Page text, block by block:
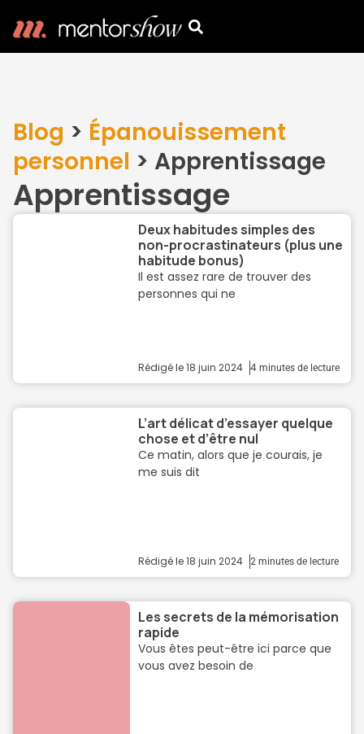
Blog > Épanouissement
personnel > Apprentissage
Apprentissage
Deux habitudes simples des
non-procrastinateurs (plus une
habitude bonus)
Il est assez rare de trouver des
personnes qui ne
Rédigé le18 juin 2024 4 minutes de lecture
L’art délicat d’essayer quelque
chose et d’être nul
Ce matin, alors que je courais, je
me suis dit
Rédigé le18 juin 2024 2 minutes de lecture
Les secrets de la mémorisation
rapide
Vous êtes peut-être ici parce que
vous avez besoin de